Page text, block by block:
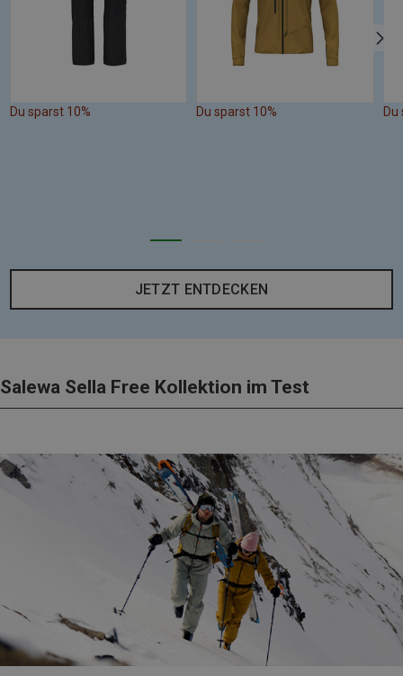
Du sparst 10% Du sparst 10% Du
JETZT ENTDECKEN
Salewa Sella Free Kollektion im Test